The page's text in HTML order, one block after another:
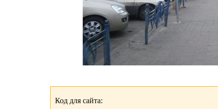
Код для сайта: